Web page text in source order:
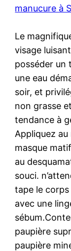
manucure à
Le
visage
posséder un
une eau
soir, et
non grasse
tendance à
Appliquez
masque
au
souci.
tape le
avec une
paupière
paupière